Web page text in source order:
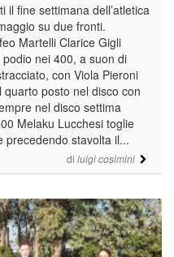
di luigi cosimini
il fine settimana dell’atletica
su due fronti.
Martelli Clarice Gigli
nei 400, a suon di
con Viola Pieroni
posto nel disco con
nel disco settima
Melaku Lucchesi toglie
precedendo stavolta il...